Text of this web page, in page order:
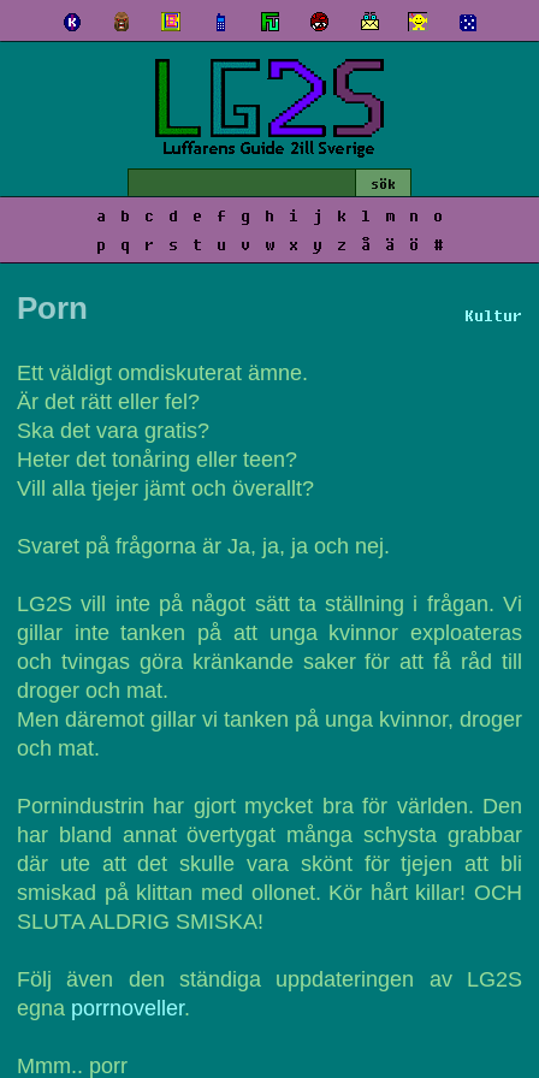
a b c d e f g h i j k l m n
o
p
q r s t u v w x y z å ä ö #
Kultur
Porn
Ett väldigt omdiskuterat ämne.
Är det rätt eller fel?
Ska det vara gratis?
Heter det tonåring eller teen?
Vill alla tjejer jämt och överallt?
Svaret på frågorna är Ja, ja, ja och nej.
LG2S vill inte på något sätt ta ställning i frågan. Vi
gillar inte tanken på att unga kvinnor exploateras
och tvingas göra kränkande saker för att få råd till
droger och mat.
Men däremot gillar vi tanken på unga kvinnor, droger
och mat.
Pornindustrin har gjort mycket bra för världen. Den
har bland annat övertygat många schysta grabbar
där ute att det skulle vara skönt för tjejen att bli
smiskad på klittan med ollonet. Kör hårt killar! OCH
SLUTA ALDRIG SMISKA!
Följ även den ständiga uppdateringen av LG2S
egna porrnoveller.
Mmm.. porr